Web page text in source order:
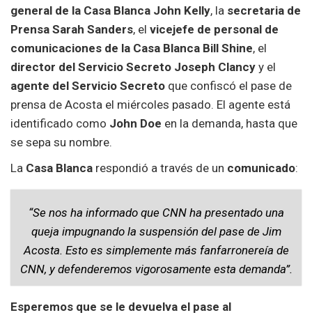
general de la Casa Blanca John Kelly, la secretaria de
Prensa Sarah Sanders, el vicejefe de personal de
comunicaciones de la Casa Blanca Bill Shine, el
director del Servicio Secreto Joseph Clancy y el
agente del Servicio Secreto que confiscó el pase de
prensa de Acosta el miércoles pasado. El agente está
identificado como John Doe en la demanda, hasta que
se sepa su nombre.
La Casa Blanca respondió a través de un comunicado:
“Se nos ha informado que CNN ha presentado una
queja impugnando la suspensión del pase de Jim
Acosta. Esto es simplemente más fanfarronereía de
CNN, y defenderemos vigorosamente esta demanda”.
Esperemos que se le devuelva el pase al